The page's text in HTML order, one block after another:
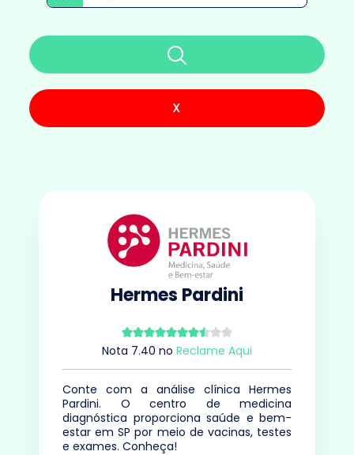
X
Hermes Pardini
Nota 7.40 no Reclame Aqui
Conte com a análise clínica Hermes
Pardini. O centro de medicina
diagnóstica proporciona saúde e bem-
estar em SP por meio de vacinas, testes
e exames. Conheça!